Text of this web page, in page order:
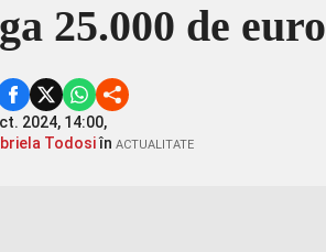
25.000 de euro
2024, 14:00,
Todosiîn ACTUALITATE